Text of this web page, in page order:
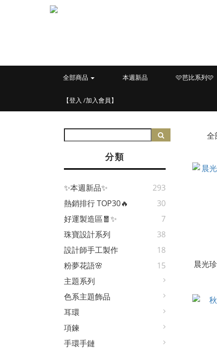
全部商品 本週新品 🩷芭比系列🩷
【登入 /加入會員】
分類
✨本週新品✨
293
熱銷排行 TOP30🔥
30
好運製造區🧧✨
7
珠寶設計系列
38
設計師手工製作
18
粉夢花語🌸
15
主題系列
色系主題飾品
耳環
項鍊
手環手鏈
全
晨光